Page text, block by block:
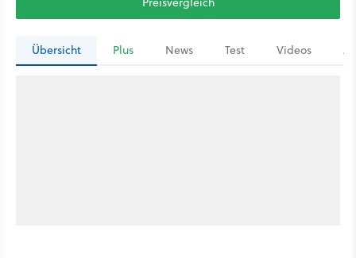
Übersicht Plus News Test Videos